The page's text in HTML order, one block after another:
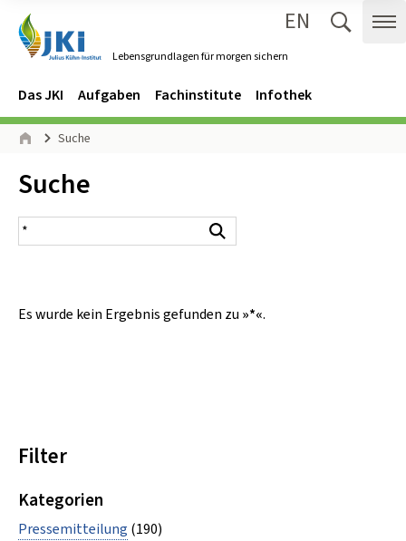
Lebensgrundlagen für morgen sichern
EN
Navigation
Hauptmenü
Das JKI Aufgaben Fachinstitute Infothek
Seitenpfad
Suche
Inhalt:
Suche
Suchergebnis
Es wurde kein Ergebnis gefunden zu »*«.
Filter
Kategorien
Pressemitteilung (190)